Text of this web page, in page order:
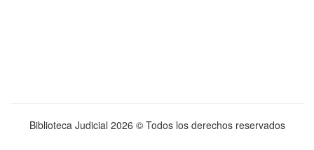
Biblioteca Judicial 2026 © Todos los derechos reservados